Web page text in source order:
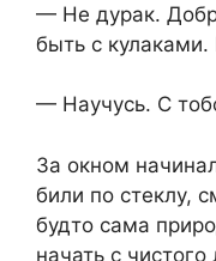
— Не дурак.
быть с
— Научусь. С
За окном
били по стеклу,
будто сама
начать с чистого